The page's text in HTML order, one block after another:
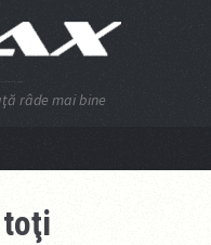
râde mai bine